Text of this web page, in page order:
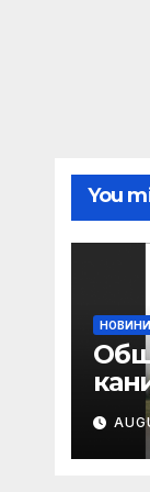
You
НОВИНИ
до